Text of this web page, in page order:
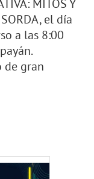
MITOS Y
el día
a las 8:00
de gran